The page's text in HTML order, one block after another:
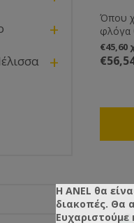
Όπου
φλόγα
μονό
+
+
Η ANEL θα
διακοπές. Θα
Ευχαριστούμε